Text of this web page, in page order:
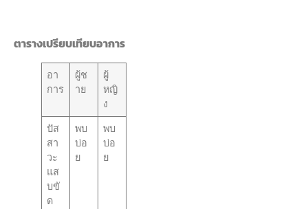
ตารางเปรียบเทียบอาการ
อา
การ
ผู้ช
าย
ผู้
หญิ
ง
ปัส
สา
วะ
แส
บขั
ด
พบ
บ่อ
ย
พบ
บ่อ
ย